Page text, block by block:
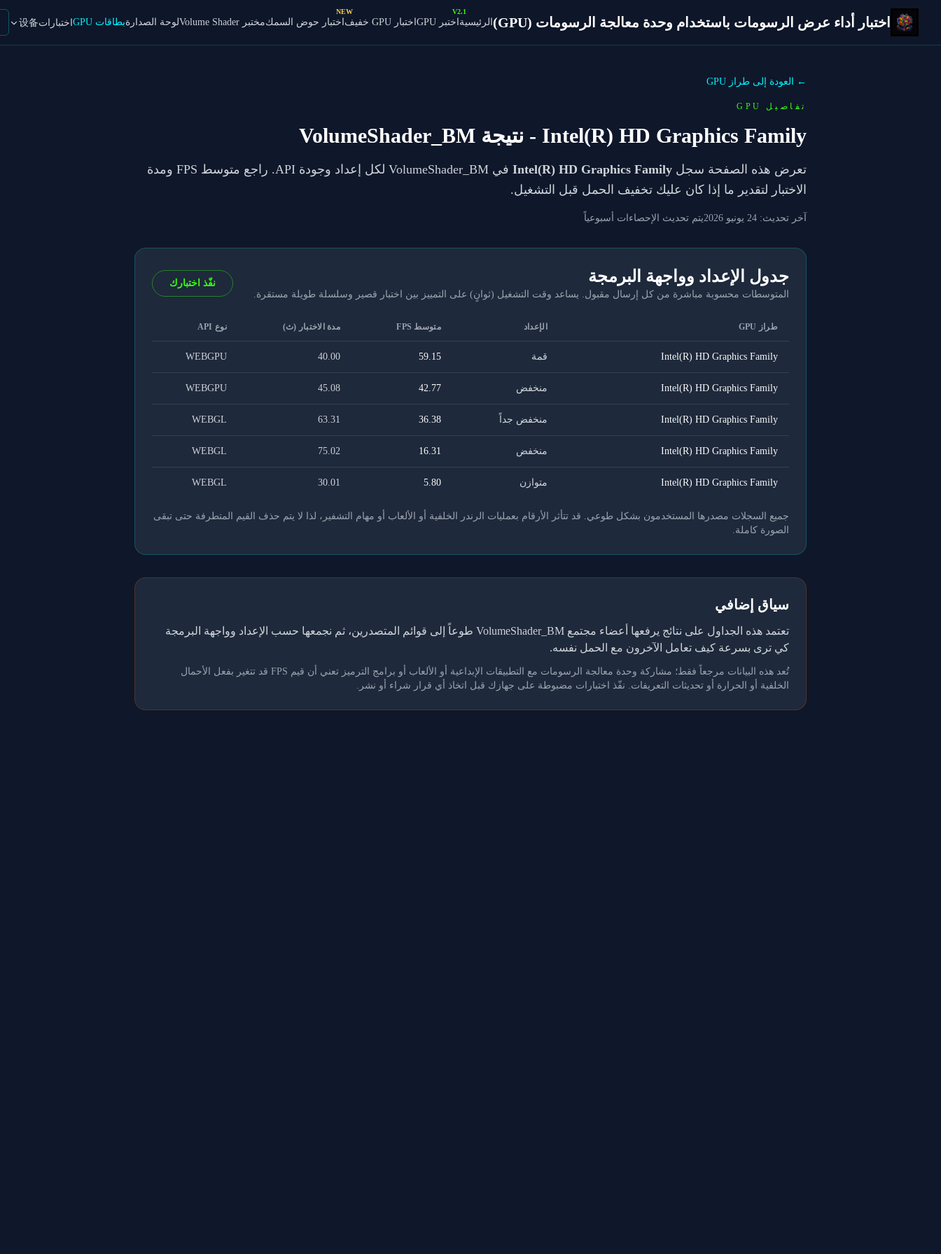
اختبار أداء عرض الرسومات باستخدام وحدة معالجة الرسومات (GPU) الرئيسية اختبر GPU
V2.1
اختبار GPU خفيف اختبار حوض السمك
NEW
مختبر Volume Shader لوحة الصدارةبطاقات GPU اختبارات设备
← العودة إلى طراز GPU
تفاصيل GPU
Intel(R) HD Graphics Family - نتيجة VolumeShader_BM
تعرض هذه الصفحة سجل Intel(R) HD Graphics Family
في VolumeShader_BM لكل إعداد وجودة API. راجع متوسط FPS ومدة
الاختبار لتقدير ما إذا كان عليك تخفيف الحمل قبل التشغيل.
آخر تحديث: 24 يونيو 2026 يتم تحديث الإحصاءات أسبوعياً
جدول الإعداد وواجهة البرمجة
المتوسطات محسوبة مباشرة من كل إرسال مقبول. يساعد وقت التشغيل (ثوانٍ) على التمييز بين اختبار قصير وسلسلة طويلة مستقرة.
نفّذ اختبارك
طراز GPU الإعداد متوسط FPS مدة الاختبار (ث) نوع API
Intel(R) HD Graphics Family قمة 59.15
40.00
WEBGPU
Intel(R) HD Graphics Family منخفض 42.77
45.08
WEBGPU
Intel(R) HD Graphics Family منخفض جداً 36.38
63.31
WEBGL
Intel(R) HD Graphics Family منخفض 16.31
75.02
WEBGL
Intel(R) HD Graphics Family متوازن 5.80
30.01
WEBGL
جميع السجلات مصدرها المستخدمون بشكل طوعي. قد تتأثر الأرقام بعمليات الرندر الخلفية أو الألعاب أو مهام التشفير، لذا لا يتم حذف القيم المتطرفة حتى تبقى
الصورة كاملة.
سياق إضافي
تعتمد هذه الجداول على نتائج يرفعها أعضاء مجتمع VolumeShader_BM طوعاً إلى قوائم المتصدرين، ثم نجمعها حسب الإعداد وواجهة البرمجة
كي ترى بسرعة كيف تعامل الآخرون مع الحمل نفسه.
تُعد هذه البيانات مرجعاً فقط؛ مشاركة وحدة معالجة الرسومات مع التطبيقات الإبداعية أو الألعاب أو برامج الترميز تعني أن قيم FPS قد تتغير بفعل الأحمال
الخلفية أو الحرارة أو تحديثات التعريفات. نفّذ اختبارات مضبوطة على جهازك قبل اتخاذ أي قرار شراء أو نشر.